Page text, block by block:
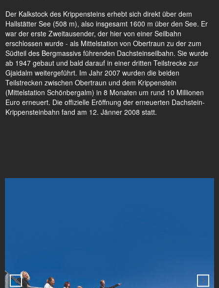
Der Kalkstock des Krippensteins erhebt sich direkt über dem
Hallstätter See (508 m), also insgesamt 1600 m über den See. Er
war der erste Zweitausender, der hier von einer Seilbahn
erschlossen wurde - als Mittelstation von Obertraun zu der zum
Südteil des Bergmassivs führenden Dachsteinseilbahn. Sie wurde
ab 1947 gebaut und bald darauf in einer dritten Teilstrecke zur
Gjaidalm weitergeführt. Im Jahr 2007 wurden die beiden
Teilstrecken zwischen Obertraun und dem Krippenstein
(Mittelstation Schönbergalm) in 8 Monaten um rund 10 Millionen
Euro erneuert. Die offizielle Eröffnung der erneuerten Dachstein-
Krippensteinbahn fand am 12. Jänner 2008 statt.